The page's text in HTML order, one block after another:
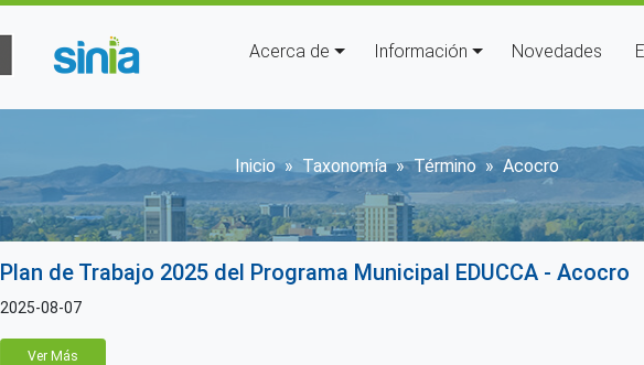
Navegación principal
Acerca de Información Novedades
Sobrescribir enlaces de
Inicio Taxonomía Término Acocro
Plan de Trabajo 2025 del Programa Municipal EDUCCA - Acocro
2025-08-07
Ver Más